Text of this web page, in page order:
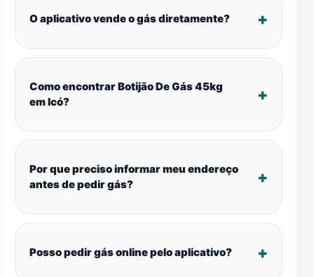
O aplicativo vende o gás diretamente?
Como encontrar Botijão De Gás 45kg
em Icó?
Por que preciso informar meu endereço
antes de pedir gás?
Posso pedir gás online pelo aplicativo?